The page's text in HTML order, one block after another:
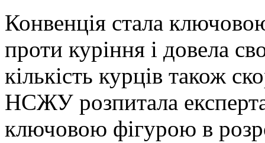
Конвенція стала
проти куріння і довела
кількість курців також
НСЖУ розпитала
ключовою фігурою в